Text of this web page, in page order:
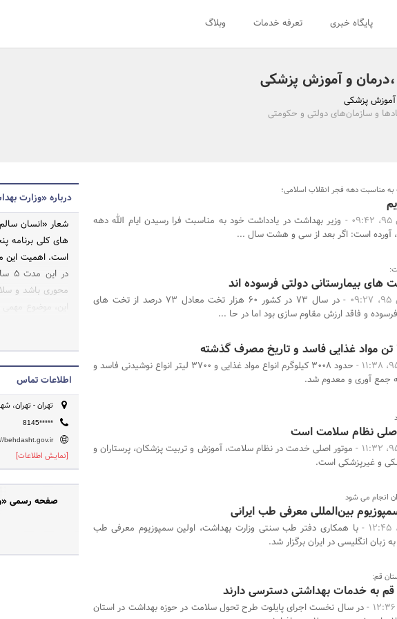
پایگاه خبری تعرفه خدمات وبلاگ
و آموزش پزشکی
آموزش پزشکی
و سازمان‌های دولتی و حکومتی
مناسبت دهه فجر انقلاب اسلامی؛
وزیر بهداشت در یادداشت خود به مناسبت فرا رسیدن ایام الله دهه
آورده است: اگر بعد از سی و هشت سال ...
در سال 73 در کشور 60 هزار تخت معادل 73 درصد از تخت های
فرسوده و فاقد ارزش مقاوم سازی بود اما در حا ...
حدود 3008 کیلوگرم انواع مواد غذایی و 3700 لیتر انواع نوشیدنی فاسد و
جمع آوری و معدوم شد.
نظام سلامت است
موتور اصلی خدمت در نظام سلامت، آموزش و تربیت پزشکان، پرستاران و
و غیرپزشکی است.
انجام می شود
بین‌المللی معرفی طب ایرانی
با همکاری دفتر طب سنتی وزارت بهداشت، اولین سمپوزیوم معرفی طب
زبان انگلیسی در ایران برگزار شد.
قم:
در سال نخست اجرای پایلوت طرح تحول سلامت در حوزه بهداشت در استان
درباره «وزارت
شعار «انسان
های کلی برنامه
است. اهمیت این
محوری باشد و
را برای تحقق
بدیهی است در
درمان و آموزش
امر اطلاع رسانی
اطلاعات تماس
تهران - تهران،
8145*****
behdasht.gov.ir
[نمایش اطلاعات]
صفحه رسمی